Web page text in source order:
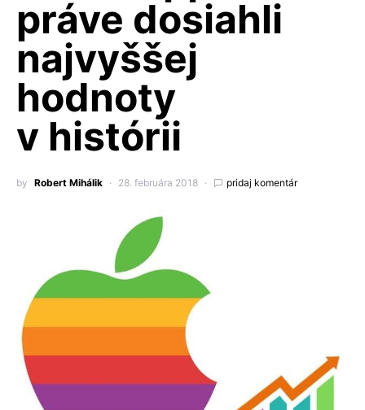
práve dosiahli
najvyššej
hodnoty
v histórii
by Robert Mihálik 28. februára 2018 pridaj komentár